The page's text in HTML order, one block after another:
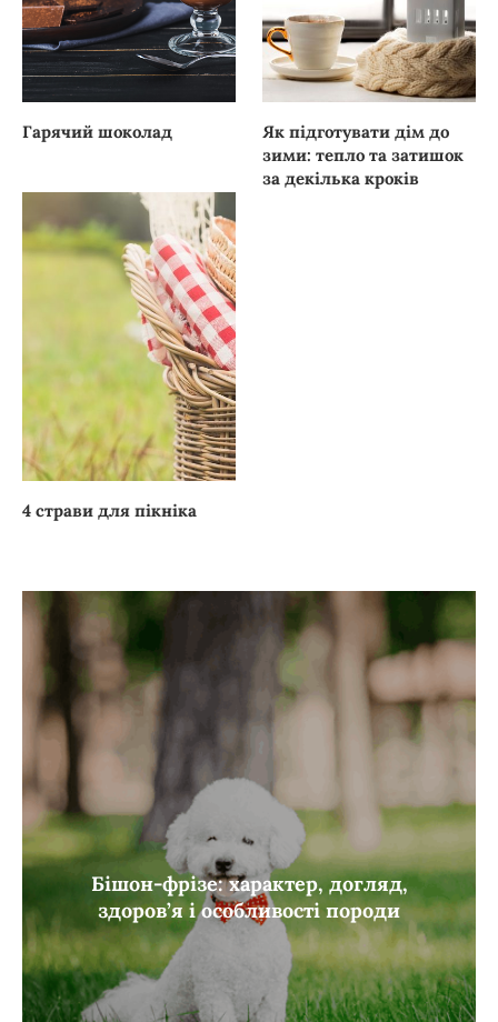
Гарячий шоколад
Як підготувати дім до
зими: тепло та затишок
за декілька кроків
4 страви для пікніка
Бішон-фрізе: характер, догляд,
здоров’я і особливості породи